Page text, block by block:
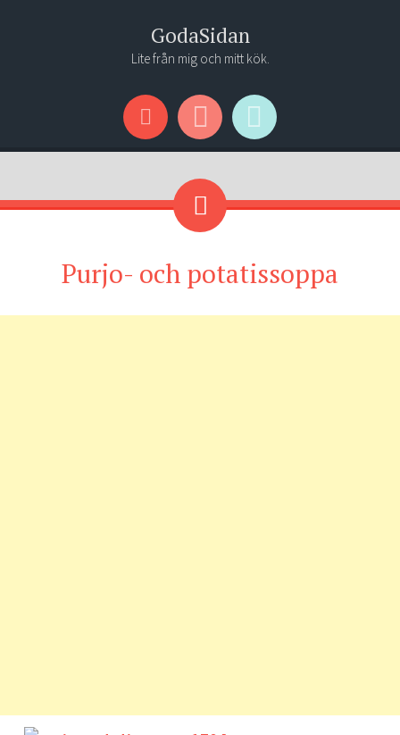
GodaSidan
Lite från mig och mitt kök.
Menu
Widgets
Search
Purjo- och potatissoppa